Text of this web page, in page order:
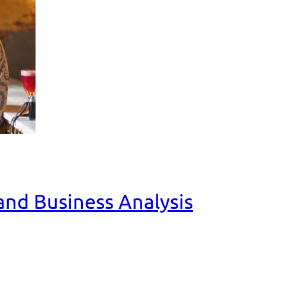
Business Analysis